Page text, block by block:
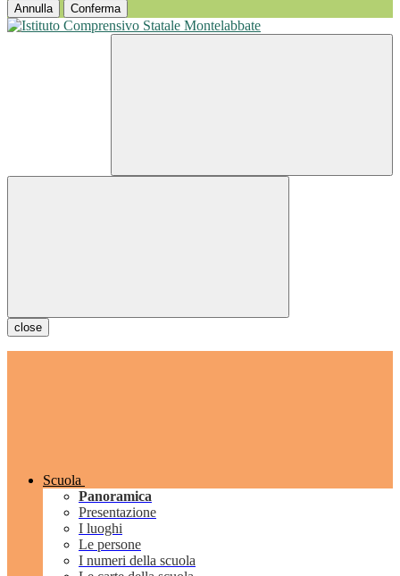
Annulla Conferma
close
Scuola
Panoramica
Presentazione
I luoghi
Le persone
I numeri della scuola